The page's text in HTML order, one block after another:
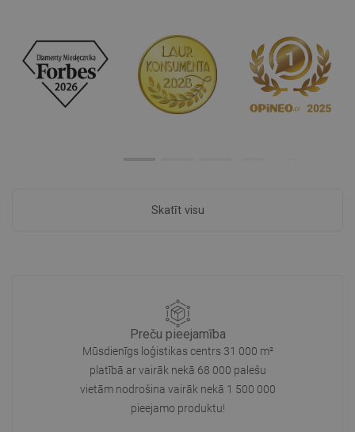
Skatīt visu
Preču pieejamība
Mūsdienīgs loģistikas centrs 31 000 m²
platībā ar vairāk nekā 68 000 palešu
vietām nodrošina vairāk nekā 1 500 000
pieejamo produktu!